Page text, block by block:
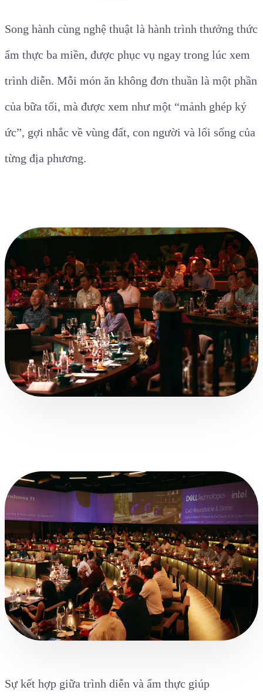
Song hành cùng nghệ thuật là hành trình thưởng thức
ẩm thực ba miền, được phục vụ ngay trong lúc xem
trình diễn. Mỗi món ăn không đơn thuần là một phần
của bữa tối, mà được xem như một “mảnh ghép ký
ức”, gợi nhắc về vùng đất, con người và lối sống của
từng địa phương.
Sự kết hợp giữa trình diễn và ẩm thực giúp